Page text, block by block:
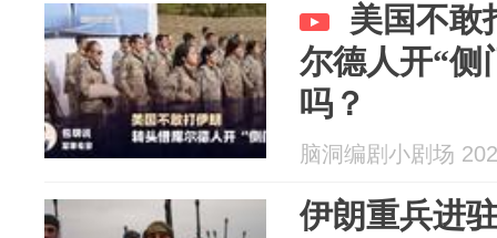
美国不敢
尔德人开“侧
吗？
脑洞编剧小剧场
伊朗重兵进